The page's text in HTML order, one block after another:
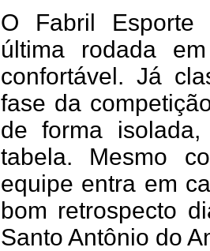
O Fabril Esporte
última rodada
confortável. Já
fase da
de forma
tabela. Mesmo
equipe entra em
bom retrospecto
Santo Antônio do